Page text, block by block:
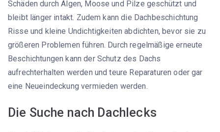
Schäden durch Algen, Moose und Pilze geschützt und
bleibt länger intakt. Zudem kann die Dachbeschichtung
Risse und kleine Undichtigkeiten abdichten, bevor sie zu
größeren Problemen führen. Durch regelmäßige erneute
Beschichtungen kann der Schutz des Dachs
aufrechterhalten werden und teure Reparaturen oder gar
eine Neueindeckung vermieden werden.
Die Suche nach Dachlecks